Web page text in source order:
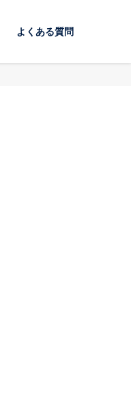
よくある質問